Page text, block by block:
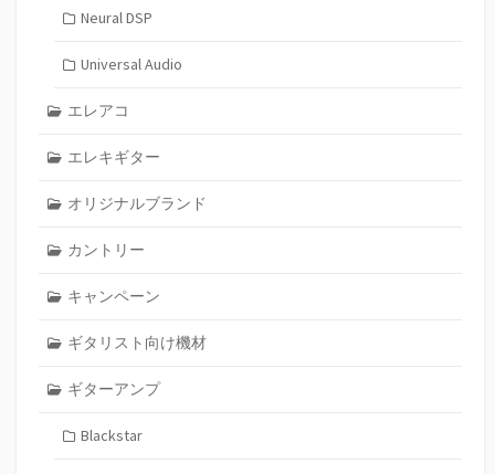
Neural DSP
Universal Audio
エレアコ
エレキギター
オリジナルブランド
カントリー
キャンペーン
ギタリスト向け機材
ギターアンプ
Blackstar